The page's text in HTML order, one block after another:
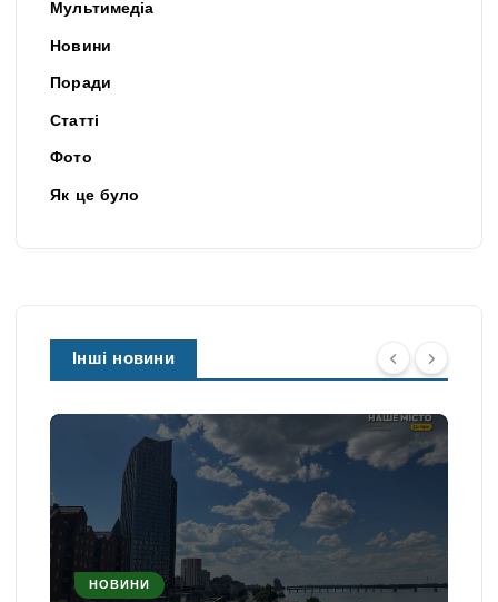
Мультимедіа
Новини
Поради
Статті
Фото
Як це було
Інші новини
НОВИНИ